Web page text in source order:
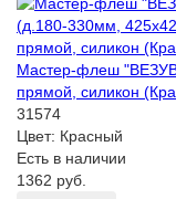
Мастер-флеш
прямой, силикон
31574
Цвет: Красный
Есть в наличии
1362 руб.